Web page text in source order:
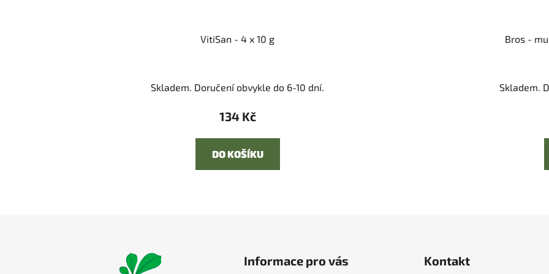
VitiSan - 4 x 10 g
Skladem. Doručení obvykle do 6-10 dní.
134 Kč
DO KOŠÍKU
Bros -
Skladem.
Informace pro vás Kontakt